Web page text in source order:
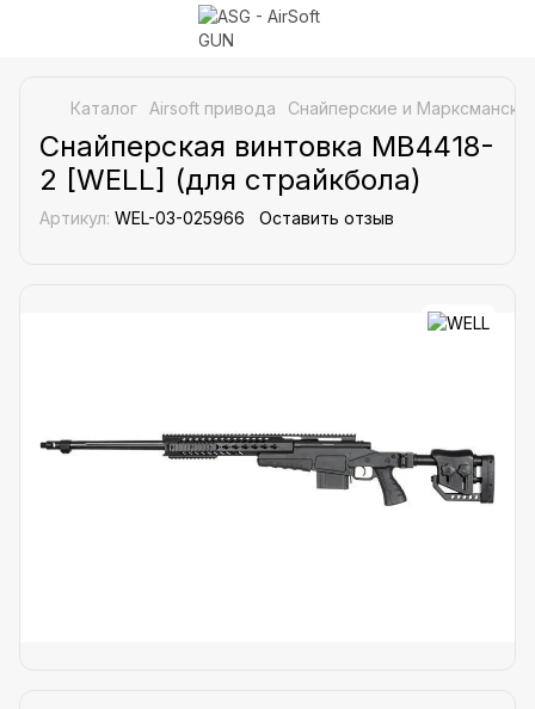
Каталог Airsoft привода Снайперские и
Снайперская винтовка MB4418-
2 [WELL] (для страйкбола)
Артикул: WEL-03-025966 Оставить отзыв